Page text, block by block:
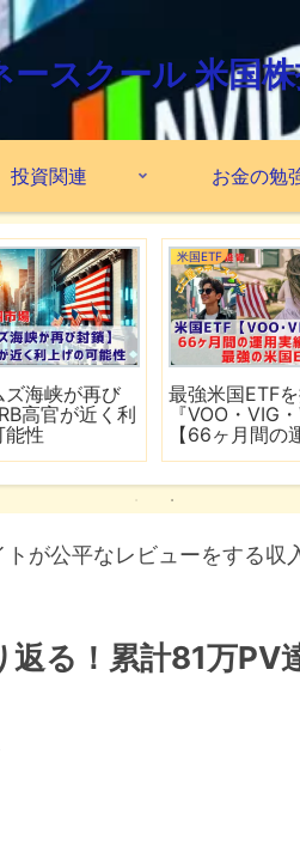
ースクール 米国
投資関連 お金の勉
ズ海峡が再び
高官が近く利
能性
米国ETF
最強米国ETFを
『VOO・VIG
【66ヶ月間の
が公平なレビューをする収
返る！累計81万PV